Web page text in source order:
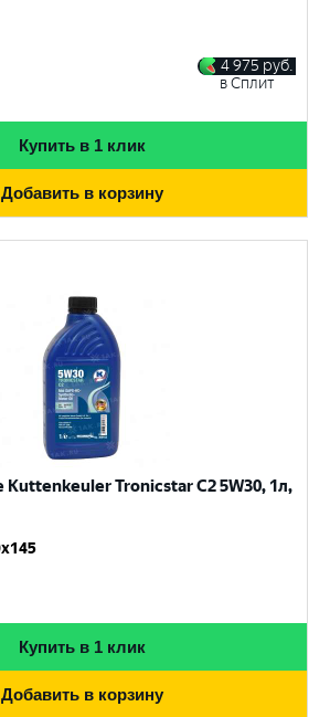
4 975 руб.
в Сплит
Купить в 1 клик
Добавить в корзину
Tronicstar C2 5W30, 1л,
Купить в 1 клик
Добавить в корзину